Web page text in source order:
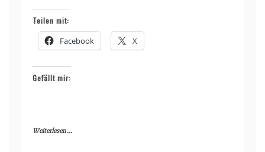
Teilen mit:
Facebook X
Gefällt mir:
Weiterlesen ...